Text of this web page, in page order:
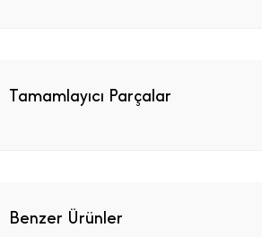
Benzer Ürünler
Tamamlayıcı Parçalar